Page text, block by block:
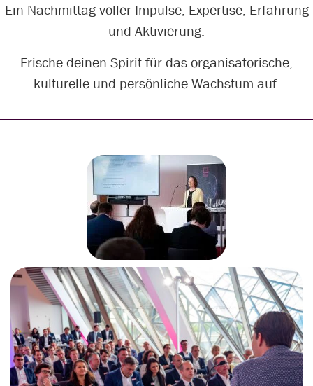
Ein Nachmittag voller Impulse, Expertise, Erfahrung
und Aktivierung.
Frische deinen Spirit für das organisatorische,
kulturelle und persönliche Wachstum auf.